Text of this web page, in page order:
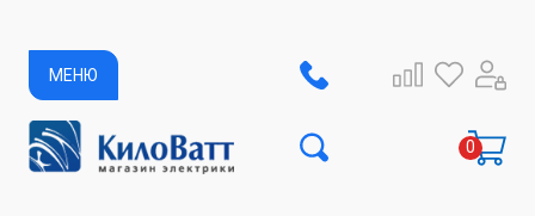
МЕНЮ